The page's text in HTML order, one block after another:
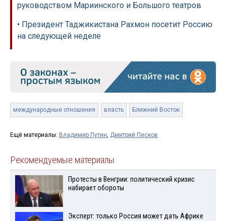
руководством Мариинского и Большого театров
• Президент Таджикистана Рахмон посетит Россию
на следующей неделе
международные отношения власть Ближний Восток
Ещё материалы: Владимир Путин, Дмитрий Песков
Рекомендуемые материалы
Протесты в Венгрии: политический кризис
набирает обороты
Эксперт: только Россия может дать Африке